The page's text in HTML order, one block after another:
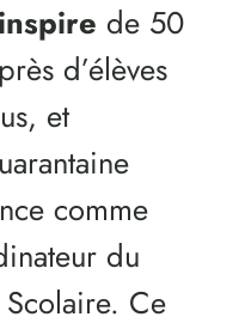
de 50
d’élèves
et
comme
du
Ce